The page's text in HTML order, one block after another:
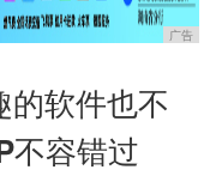
广告
的软件也不
不容错过